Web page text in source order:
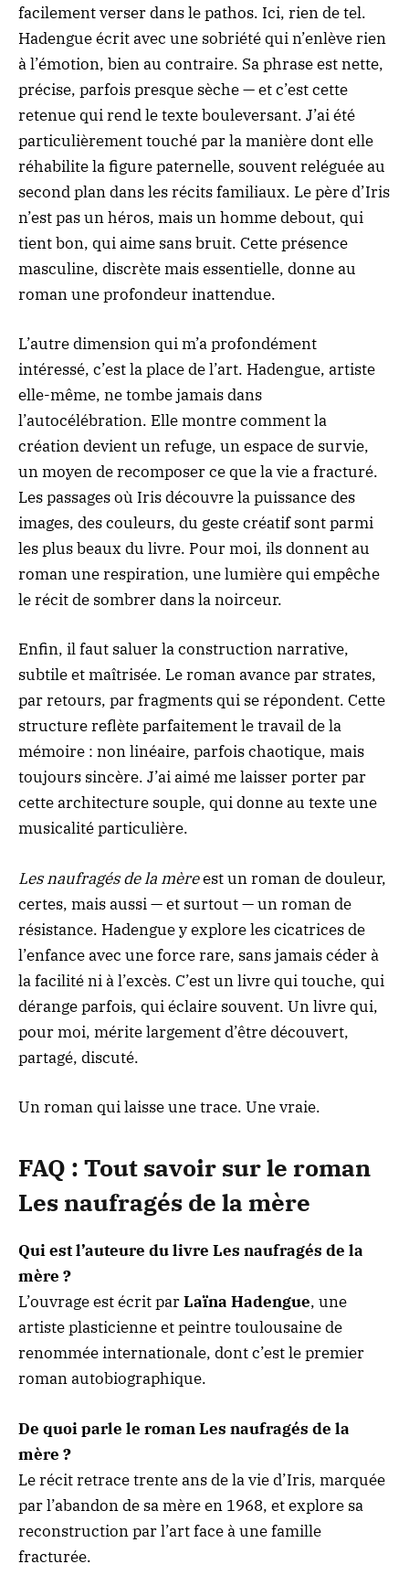
facilement verser dans le pathos. Ici, rien de tel.
Hadengue écrit avec une sobriété qui n’enlève rien
à l’émotion, bien au contraire. Sa phrase est nette,
précise, parfois presque sèche — et c’est cette
retenue qui rend le texte bouleversant. J’ai été
particulièrement touché par la manière dont elle
réhabilite la figure paternelle, souvent reléguée au
second plan dans les récits familiaux. Le père d’Iris
n’est pas un héros, mais un homme debout, qui
tient bon, qui aime sans bruit. Cette présence
masculine, discrète mais essentielle, donne au
roman une profondeur inattendue.
L’autre dimension qui m’a profondément
intéressé, c’est la place de l’art. Hadengue, artiste
elle-même, ne tombe jamais dans
l’autocélébration. Elle montre comment la
création devient un refuge, un espace de survie,
un moyen de recomposer ce que la vie a fracturé.
Les passages où Iris découvre la puissance des
images, des couleurs, du geste créatif sont parmi
les plus beaux du livre. Pour moi, ils donnent au
roman une respiration, une lumière qui empêche
le récit de sombrer dans la noirceur.
Enfin, il faut saluer la construction narrative,
subtile et maîtrisée. Le roman avance par strates,
par retours, par fragments qui se répondent. Cette
structure reflète parfaitement le travail de la
mémoire : non linéaire, parfois chaotique, mais
toujours sincère. J’ai aimé me laisser porter par
cette architecture souple, qui donne au texte une
musicalité particulière.
Les naufragés de la mèreest un roman de douleur,
certes, mais aussi — et surtout — un roman de
résistance. Hadengue y explore les cicatrices de
l’enfance avec une force rare, sans jamais céder à
la facilité ni à l’excès. C’est un livre qui touche, qui
dérange parfois, qui éclaire souvent. Un livre qui,
pour moi, mérite largement d’être découvert,
partagé, discuté.
Un roman qui laisse une trace. Une vraie.
FAQ : Tout savoir sur le roman
Les naufragés de la mère
Qui est l’auteure du livre Les naufragés de la
mère ?
L’ouvrage est écrit parLaïna Hadengue, une
artiste plasticienne et peintre toulousaine de
renommée internationale, dont c’est le premier
roman autobiographique.
De quoi parle le roman Les naufragés de la
mère ?
Le récit retrace trente ans de la vie d’Iris, marquée
par l’abandon de sa mère en 1968, et explore sa
reconstruction par l’art face à une famille
fracturée.